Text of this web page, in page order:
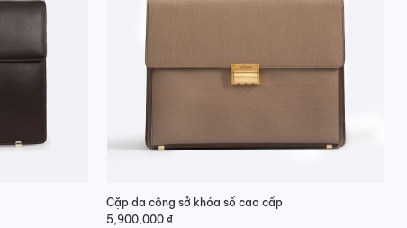
Cặp da công sở khóa số cao cấp
5,900,000₫